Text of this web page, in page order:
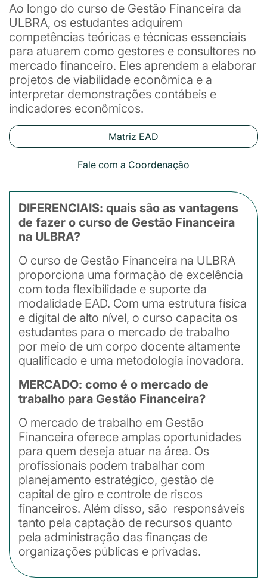
Ao longo do curso de Gestão Financeira da
ULBRA, os estudantes adquirem
competências teóricas e técnicas essenciais
para atuarem como gestores e consultores no
mercado financeiro. Eles aprendem a elaborar
projetos de viabilidade econômica e a
interpretar demonstrações contábeis e
indicadores econômicos.
Matriz EAD
Fale com a Coordenação
DIFERENCIAIS: quais são as vantagens
de fazer o curso de Gestão Financeira
na ULBRA?
O curso de Gestão Financeira na ULBRA
proporciona uma formação de excelência
com toda flexibilidade e suporte da
modalidade EAD. Com uma estrutura física
e digital de alto nível, o curso capacita os
estudantes para o mercado de trabalho
por meio de um corpo docente altamente
qualificado e uma metodologia inovadora.
MERCADO: como é o mercado de
trabalho para Gestão Financeira?
O mercado de trabalho em Gestão
Financeira oferece amplas oportunidades
para quem deseja atuar na área. Os
profissionais podem trabalhar com
planejamento estratégico, gestão de
capital de giro e controle de riscos
financeiros. Além disso, são responsáveis
tanto pela captação de recursos quanto
pela administração das finanças de
organizações públicas e privadas.